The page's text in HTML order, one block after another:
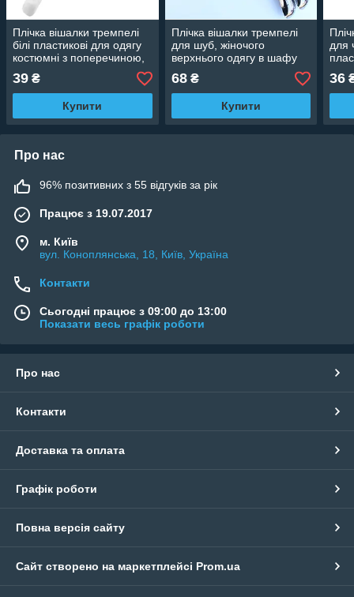
Плічка вішалки тремпелі
білі пластикові для одягу
костюмні з поперечиною,
39 ₴
Купити
Плічка вішалки тремпелі
для шуб, жіночого
верхнього одягу в шафу
68₴
Купити
для
36
Про нас
96% позитивних з 55 відгуків за рік
Працює з 19.07.2017
м. Київ
вул. Коноплянська, 18, Київ, Україна
Контакти
Сьогодні працює з 09:00 до 13:00
Показати весь графік роботи
Про нас
Контакти
Доставка та оплата
Графік роботи
Повна версія сайту
Сайт створено на маркетплейсі Prom.ua